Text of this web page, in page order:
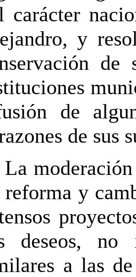
carácter
y
de
de sus
La
reforma y
deseos, no
a las